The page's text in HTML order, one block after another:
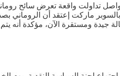
تداولت واقعة تعرض سائح
ماركت إعتقد أن الروماني
جيدة ومستقرة الآن، مؤكدة أنه